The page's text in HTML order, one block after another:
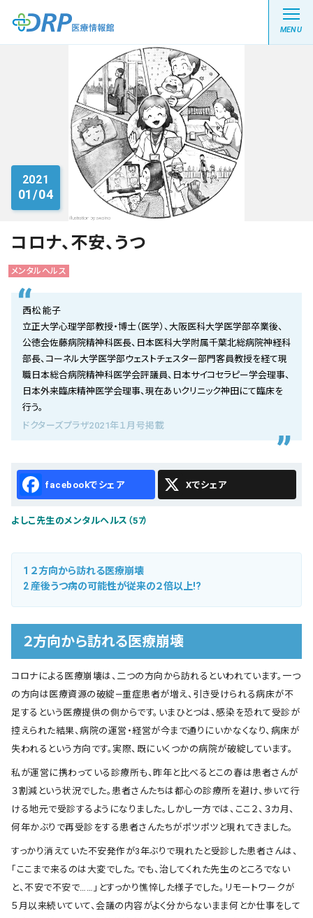
MENU
最新の注目記事
栄養健康レシピ
医療系学生記事
健康川柳
DRP医療情報館とは?
会社概要
お知らせ
お問い合わせ
2021
01/04
コロナ、不安、うつ
メンタルヘルス
西松 能子
立正大学心理学部教授・博士（医学）、大阪医科大学医学部卒業後、
公徳会佐藤病院精神科医長、日本医科大学附属千葉北総病院神経科
部長、コーネル大学医学部ウェストチェスター部門客員教授を経て現
職日本総合病院精神科医学会評議員、日本サイコセラピー学会理事、
日本外来臨床精神医学会理事、現在あいクリニック神田にて臨床を
行う。
ドクターズプラザ2021年１月号掲載
Facebook X
よしこ先生のメンタルヘルス（57）
1 ２方向から訪れる医療崩壊
2 産後うつ病の可能性が従来の２倍以上!?
２方向から訪れる医療崩壊
コロナによる医療崩壊は、二つの方向から訪れるといわれています。一つ
の方向は医療資源の破綻―重症患者が増え、引き受けられる病床が不
足するという医療提供の側からです。いまひとつは、感染を恐れて受診が
控えられた結果、病院の運営・経営が今まで通りにいかなくなり、病床が
失われるという方向です。実際、既にいくつかの病院が破綻しています。
私が運営に携わっている診療所も、昨年と比べるとこの春は患者さんが
３割減という状況でした。患者さんたちは都心の診療所を避け、歩いて行
ける地元で受診するようになりました。しかし一方では、ここ２、３カ月、
何年かぶりで再受診をする患者さんたちがポツポツと現れてきました。
すっかり消えていた不安発作が3年ぶりで現れたと受診した患者さんは、
「ここまで来るのは大変でした。でも、治してくれた先生のところでない
と、不安で不安で……」とすっかり憔悴した様子でした。リモートワークが
５月以来続いていて、会議の内容がよく分からないまま何とか仕事をして